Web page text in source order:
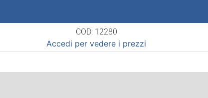
COD: 12280
Accedi per vedere i prezzi